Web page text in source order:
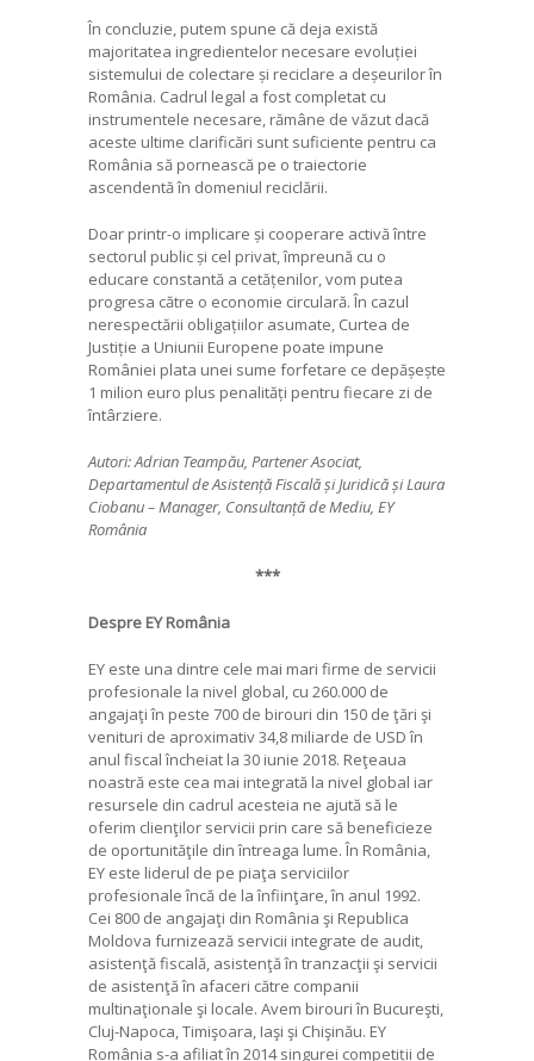
În concluzie, putem spune că deja există
majoritatea ingredientelor necesare evoluției
sistemului de colectare și reciclare a deșeurilor în
România. Cadrul legal a fost completat cu
instrumentele necesare, rămâne de văzut dacă
aceste ultime clarificări sunt suficiente pentru ca
România să pornească pe o traiectorie
ascendentă în domeniul reciclării.
Doar printr-o implicare și cooperare activă între
sectorul public și cel privat, împreună cu o
educare constantă a cetățenilor, vom putea
progresa către o economie circulară. În cazul
nerespectării obligațiilor asumate, Curtea de
Justiție a Uniunii Europene poate impune
României plata unei sume forfetare ce depășește
1 milion euro plus penalități pentru fiecare zi de
întârziere.
Autori: Adrian Teampău, Partener Asociat,
Departamentul de Asistență Fiscală și Juridică și Laura
Ciobanu – Manager, Consultanță de Mediu, EY
România
***
Despre EY România
EY este una dintre cele mai mari firme de servicii
profesionale la nivel global, cu 260.000 de
angajaţi în peste 700 de birouri din 150 de ţări şi
venituri de aproximativ 34,8 miliarde de USD în
anul fiscal încheiat la 30 iunie 2018. Reţeaua
noastră este cea mai integrată la nivel global iar
resursele din cadrul acesteia ne ajută să le
oferim clienţilor servicii prin care să beneficieze
de oportunităţile din întreaga lume. În România,
EY este liderul de pe piaţa serviciilor
profesionale încă de la înfiinţare, în anul 1992.
Cei 800 de angajaţi din România şi Republica
Moldova furnizează servicii integrate de audit,
asistenţă fiscală, asistenţă în tranzacţii şi servicii
de asistenţă în afaceri către companii
multinaţionale şi locale. Avem birouri în Bucureşti,
Cluj-Napoca, Timişoara, Iaşi şi Chişinău. EY
România s-a afiliat în 2014 singurei competiții de